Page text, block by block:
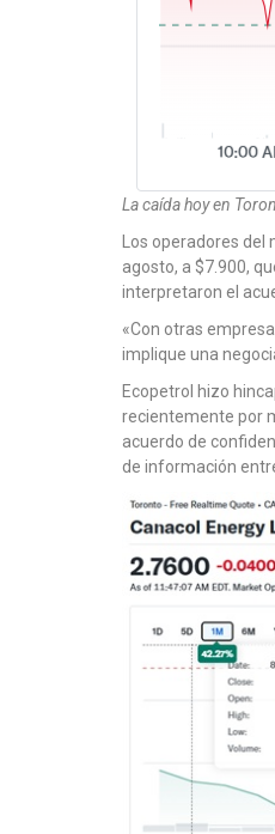
La caída hoy en
Los operadores
agosto, a $7.900,
interpretaron el
«Con otras
implique una
Ecopetrol hizo
recientemente por
acuerdo de
de información